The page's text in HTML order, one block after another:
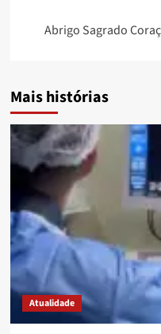
Abrigo Sagrado
Mais histórias
Atualidade